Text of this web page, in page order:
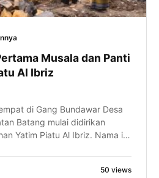
Musala dan Panti
Al Ibriz
di Gang Bundawar Desa
Batang mulai didirikan
Yatim Piatu Al Ibriz. Nama ini
Yatim Piatu di bawah50 views